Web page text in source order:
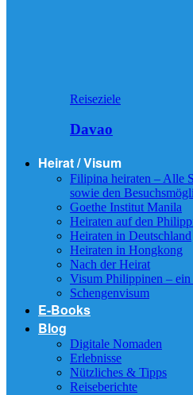
Reiseziele
Davao
Heirat / Visum
Filipina heiraten – Alle
sowie den
Goethe Institut Manila
Heiraten auf den
Heiraten in Deutschland
Heiraten in Hongkong
Nach der Heirat
Visum Philippinen –
Schengenvisum
E-Books
Blog
Digitale Nomaden
Erlebnisse
Nützliches & Tipps
Reiseberichte